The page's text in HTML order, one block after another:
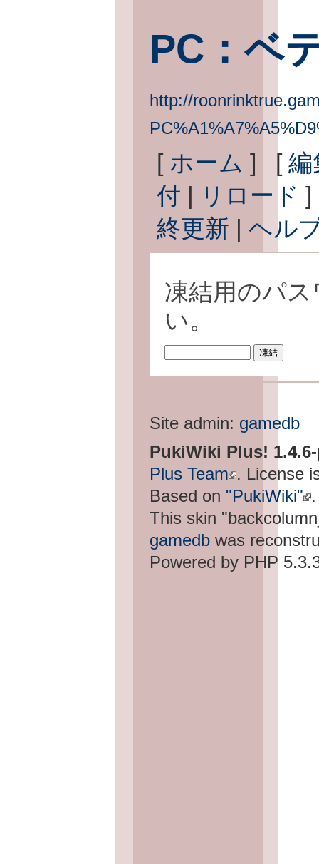
PC：ベ
http://
[ ホーム ] [ 編
付 | リロード
終更新 | ヘル
凍結用のパ
い。
Site admin: gamedb
PukiWiki Plus!
Plus Team . License
Based on "PukiWiki" .
This skin
gamedb was
Powered by PHP